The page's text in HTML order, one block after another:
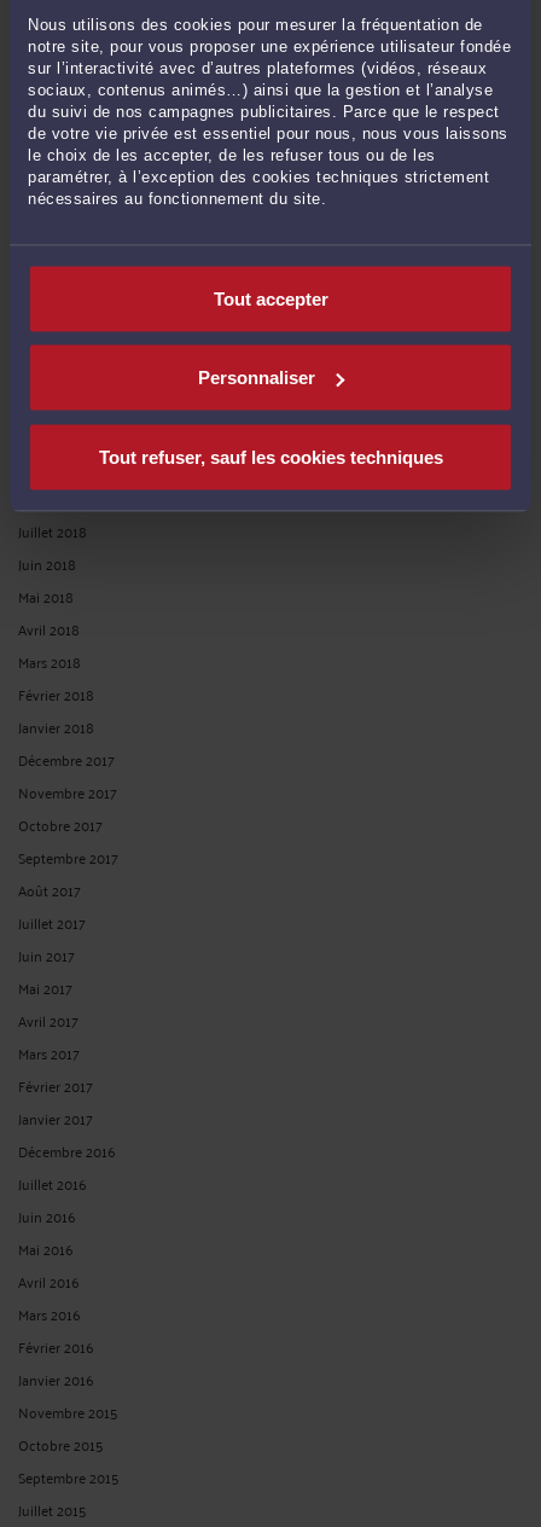
Nous utilisons des cookies pour mesurer la fréquentation de
notre site, pour vous proposer une expérience utilisateur fondée
sur l’interactivité avec d’autres plateformes (vidéos, réseaux
sociaux, contenus animés…) ainsi que la gestion et l’analyse
du suivi de nos campagnes publicitaires. Parce que le respect
de votre vie privée est essentiel pour nous, nous vous laissons
le choix de les accepter, de les refuser tous ou de les
paramétrer, à l’exception des cookies techniques strictement
nécessaires au fonctionnement du site.
Tout accepter
Personnaliser
Tout refuser, sauf les cookies techniques
Avril 2020
Mars 2020
Février 2020
Janvier 2020
Décembre 2019
Novembre 2019
Juillet 2019
Avril 2019
Décembre 2018
Novembre 2018
Octobre 2018
Juillet 2018
Juin 2018
Mai 2018
Avril 2018
Mars 2018
Février 2018
Janvier 2018
Décembre 2017
Novembre 2017
Octobre 2017
Septembre 2017
Août 2017
Juillet 2017
Juin 2017
Mai 2017
Avril 2017
Mars 2017
Février 2017
Janvier 2017
Décembre 2016
Juillet 2016
Juin 2016
Mai 2016
Avril 2016
Mars 2016
Février 2016
Janvier 2016
Novembre 2015
Octobre 2015
Septembre 2015
Juillet 2015